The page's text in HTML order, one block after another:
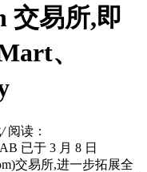
交易所,即
、
/ 阅读：
已于 3 月 8 日
交易所,进一步拓展全